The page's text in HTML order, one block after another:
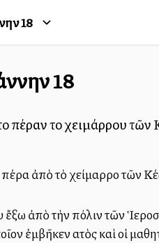
18
18
πέραν τοῦ χειμάρρου
πέρα ἀπὸ τὸ χείμαρρο τῶν
ἔξω ἀπὸ τὴν πόλιν τῶν
ἐμβῆκεν αὐτὸς καὶ οἱ